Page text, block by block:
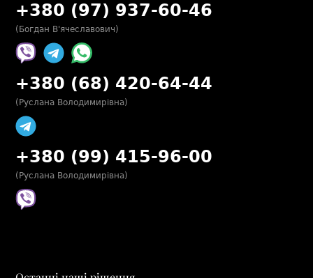
+380 (97) 937-60-46
(Богдан В'ячеславович)
+380 (68) 420-64-44
(Руслана Володимирівна)
+380 (99) 415-96-00
(Руслана Володимирівна)